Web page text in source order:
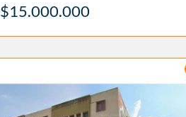
$15.000.000